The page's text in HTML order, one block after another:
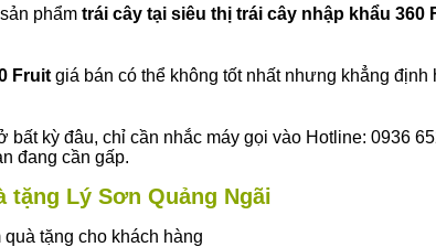
phẩm trái cây tại siêu thị trái cây nhập khẩu 360
Fruit giá bán có thể không tốt nhất nhưng khẳng
kỳ đâu, chỉ cần nhắc máy gọi vào Hotline: 0936
đang cần gấp.
Lý Sơn Quảng Ngãi
tặng cho khách hàng